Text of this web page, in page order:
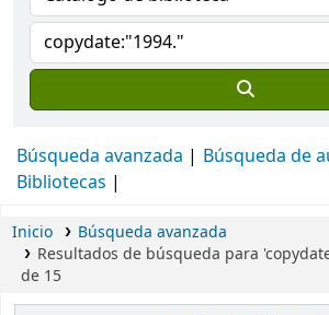
Búsqueda avanzada
Búsqueda de
Bibliotecas
Inicio
Búsqueda avanzada
Resultados de búsqueda para
de 15